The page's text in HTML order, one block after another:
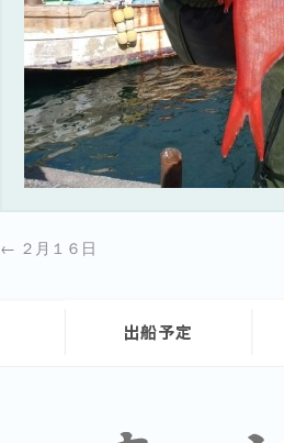
← ２月１６日